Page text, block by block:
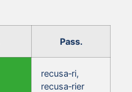
Pass.
recusa‑ri,
recusa‑rier